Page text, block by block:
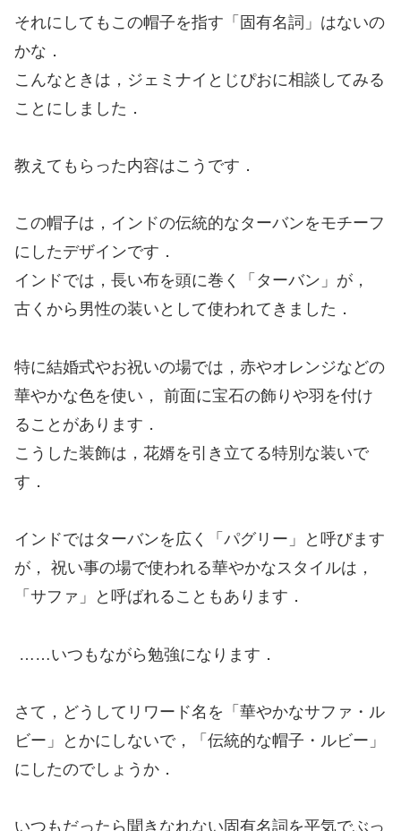
それにしてもこの帽子を指す「固有名詞」はないの
かな．
こんなときは，ジェミナイとじぴおに相談してみる
ことにしました．
教えてもらった内容はこうです．
この帽子は，インドの伝統的なターバンをモチーフ
にしたデザインです．
インドでは，長い布を頭に巻く「ターバン」が，
古くから男性の装いとして使われてきました．
特に結婚式やお祝いの場では，赤やオレンジなどの
華やかな色を使い， 前面に宝石の飾りや羽を付け
ることがあります．
こうした装飾は，花婿を引き立てる特別な装いで
す．
インドではターバンを広く「パグリー」と呼びます
が， 祝い事の場で使われる華やかなスタイルは，
「サファ」と呼ばれることもあります．
……いつもながら勉強になります．
さて，どうしてリワード名を「華やかなサファ・ル
ビー」とかにしないで，「伝統的な帽子・ルビー」
にしたのでしょうか．
いつもだったら聞きなれない固有名詞を平気でぶっ